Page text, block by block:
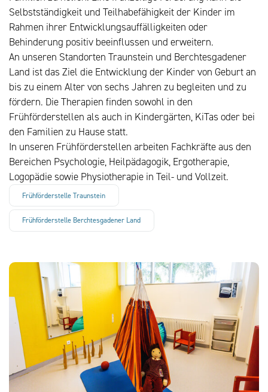
Selbstständigkeit und Teilhabefähigkeit der Kinder im
Rahmen ihrer Entwicklungsauffälligkeiten oder
Behinderung positiv beeinflussen und erweitern.
An unseren Standorten Traunstein und Berchtesgadener
Land ist das Ziel die Entwicklung der Kinder von Geburt an
bis zu einem Alter von sechs Jahren zu begleiten und zu
fördern. Die Therapien finden sowohl in den
Frühförderstellen als auch in Kindergärten, KiTas oder bei
den Familien zu Hause statt.
In unseren Frühförderstellen arbeiten Fachkräfte aus den
Bereichen Psychologie, Heilpädagogik, Ergotherapie,
Logopädie sowie Physiotherapie in Teil- und Vollzeit.
Frühförderstelle Traunstein
Frühförderstelle Berchtesgadener Land